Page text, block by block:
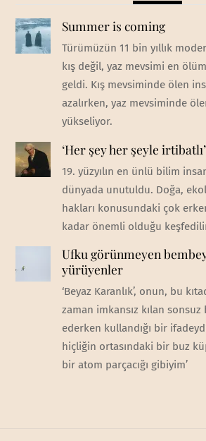
Summer is coming
Türümüzün 11 bin yıllık
kış değil, yaz mevsimi en
geldi. Kış mevsiminde ölen
azalırken, yaz mevsiminde
yükseliyor.
‘Her şey her şeyle irtibatlı’
19. yüzyılın en ünlü bilim
dünyada unutuldu. Doğa,
hakları konusundaki çok
kadar önemli olduğu
Ufku görünmeyen
yürüyenler
‘Beyaz Karanlık’, onun, bu
zaman imkansız kılan sonsuz
ederken kullandığı bir
hiçliğin ortasındaki bir buz
bir atom parçacığı gibiyim’